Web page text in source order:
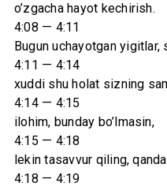
o’zgacha hayot kechirish.
4:08 — 4:11
Bugun uchayotgan
4:11 — 4:14
xuddi shu holat sizning
4:14 — 4:15
ilohim, bunday bo’lmasin,
4:15 — 4:18
lekin tasavvur qiling,
4:18 — 4:19